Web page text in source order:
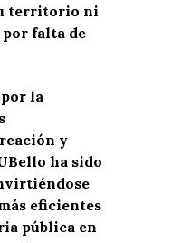
territorio ni
por falta de
la
y
ha sido
eficientes
pública en